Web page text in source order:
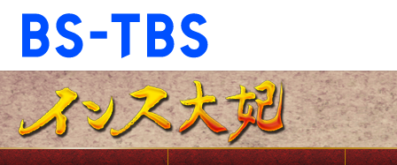
BS-TBS
BS-TBS
ドラマ 映画
報道 教養